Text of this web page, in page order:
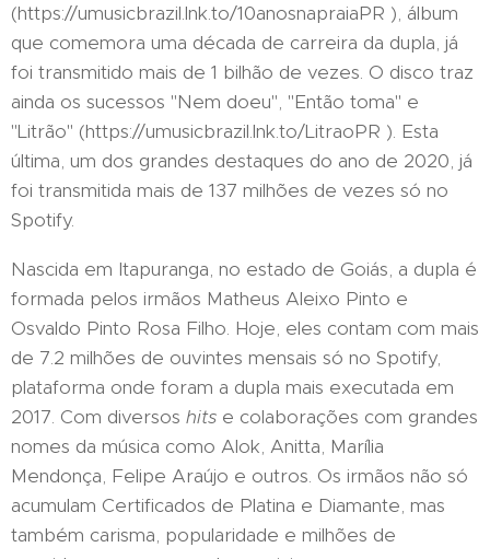
(https://umusicbrazil.lnk.to/10anosnapraiaPR ), álbum
que comemora uma década de carreira da dupla, já
foi transmitido mais de 1 bilhão de vezes. O disco traz
ainda os sucessos "Nem doeu", "Então toma" e
"Litrão" (https://umusicbrazil.lnk.to/LitraoPR ). Esta
última, um dos grandes destaques do ano de 2020, já
foi transmitida mais de 137 milhões de vezes só no
Spotify.
Nascida em Itapuranga, no estado de Goiás, a dupla é
formada pelos irmãos Matheus Aleixo Pinto e
Osvaldo Pinto Rosa Filho. Hoje, eles contam com mais
de 7.2 milhões de ouvintes mensais só no Spotify,
plataforma onde foram a dupla mais executada em
2017. Com diversos hits e colaborações com grandes
nomes da música como Alok, Anitta, Marília
Mendonça, Felipe Araújo e outros. Os irmãos não só
acumulam Certificados de Platina e Diamante, mas
também carisma, popularidade e milhões de